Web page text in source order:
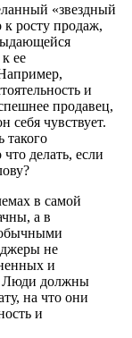
«звездный
росту продаж,
ее
и
продавец,
себя чувствует.
такого
делать, если
в самой
а в
не
и
Люди должны
на что они
и